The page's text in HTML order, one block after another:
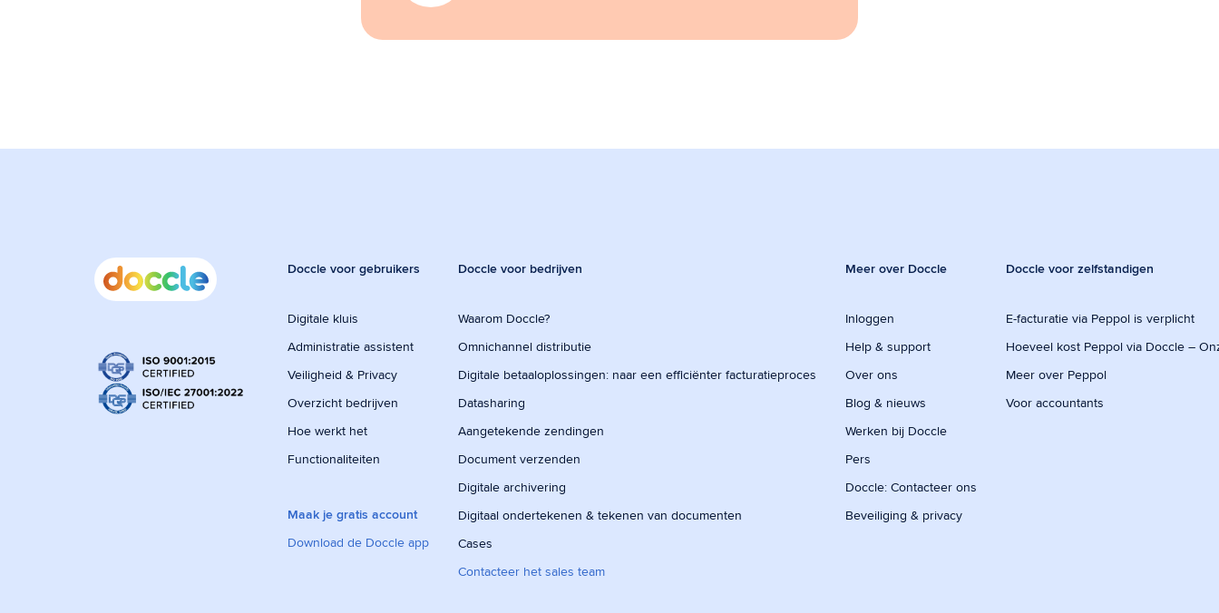
Doccle voor gebruikers
Digitale kluis
Administratie assistent
Veiligheid & Privacy
Overzicht bedrijven
Hoe werkt het
Functionaliteiten
Maak je gratis account
Download de Doccle app
Doccle voor bedrijven
Waarom Doccle?
Omnichannel distributie
Digitale betaaloplossingen: naar een efficiënter facturatieproces
Datasharing
Aangetekende zendingen
Document verzenden
Digitale archivering
Digitaal ondertekenen & tekenen van documenten
Cases
Contacteer het sales team
Meer over Doccle
Inloggen
Help & support
Over ons
Blog & nieuws
Werken bij Doccle
Pers
Doccle: Contacteer ons
Beveiliging & privacy
Doccle voor zelfstandigen
E-facturatie via Peppol is verplicht
Hoeveel kost Peppol via Doccle –
Meer over Peppol
Voor accountants